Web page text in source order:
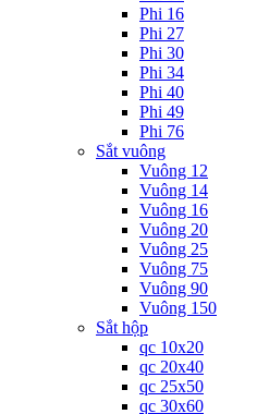
Phi 16
Phi 27
Phi 30
Phi 34
Phi 40
Phi 49
Phi 76
Sắt vuông
Vuông 12
Vuông 14
Vuông 16
Vuông 20
Vuông 25
Vuông 75
Vuông 90
Vuông 150
Sắt hộp
qc 10x20
qc 20x40
qc 25x50
qc 30x60